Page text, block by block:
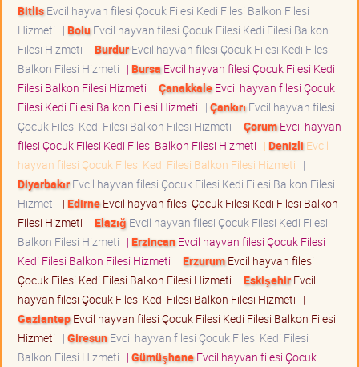
BitlisEvcil hayvan filesi Çocuk Filesi Kedi Filesi Balkon Filesi
Hizmeti | BoluEvcil hayvan filesi Çocuk Filesi Kedi Filesi Balkon
Filesi Hizmeti | BurdurEvcil hayvan filesi Çocuk Filesi Kedi Filesi
Balkon Filesi Hizmeti | Bursa Evcil hayvan filesi Çocuk Filesi Kedi
Filesi Balkon Filesi Hizmeti | ÇanakkaleEvcil hayvan filesi Çocuk
Filesi Kedi Filesi Balkon Filesi Hizmeti | Çankırı Evcil hayvan filesi
Çocuk Filesi Kedi Filesi Balkon Filesi Hizmeti | ÇorumEvcil hayvan
filesi Çocuk Filesi Kedi Filesi Balkon Filesi Hizmeti | Denizli Evcil
hayvan filesi Çocuk Filesi Kedi Filesi Balkon Filesi Hizmeti |
DiyarbakırEvcil hayvan filesi Çocuk Filesi Kedi Filesi Balkon Filesi
Hizmeti | EdirneEvcil hayvan filesi Çocuk Filesi Kedi Filesi Balkon
Filesi Hizmeti | Elazığ Evcil hayvan filesi Çocuk Filesi Kedi Filesi
Balkon Filesi Hizmeti | ErzincanEvcil hayvan filesi Çocuk Filesi
Kedi Filesi Balkon Filesi Hizmeti | ErzurumEvcil hayvan filesi
Çocuk Filesi Kedi Filesi Balkon Filesi Hizmeti | EskişehirEvcil
hayvan filesi Çocuk Filesi Kedi Filesi Balkon Filesi Hizmeti |
GaziantepEvcil hayvan filesi Çocuk Filesi Kedi Filesi Balkon Filesi
Hizmeti | GiresunEvcil hayvan filesi Çocuk Filesi Kedi Filesi
Balkon Filesi Hizmeti | GümüşhaneEvcil hayvan filesi Çocuk